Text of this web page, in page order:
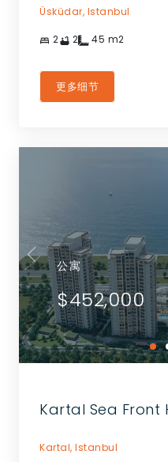
Üsküdar, Istanbul
2 2 45 m2
更多细节
公寓
$452,000
Kartal Sea Front
Kartal, Istanbul